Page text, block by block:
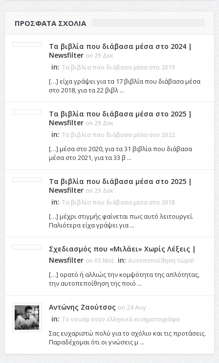
ΠΡΌΣΦΑΤΑ ΣΧΌΛΙΑ
Τα βιβλία που διάβασα μέσα στο 2024 |
Newsfilter on 29 Δεκ
in: Τα βιβλία που διάβασα μέσα στο 2019
[…] είχα γράψει για τα 17 βιβλία που διάβασα μέσα
στο 2018, για τα 22 βιβλ ...
Τα βιβλία που διάβασα μέσα στο 2025 |
Newsfilter on 29 Δεκ
in: Τα βιβλία που διάβασα μέσα στο 2022
[…] μέσα στο 2020, για τα 31 βιβλία που διάβασα
μέσα στο 2021, για τα 33 β ...
Τα βιβλία που διάβασα μέσα στο 2025 |
Newsfilter on 29 Δεκ
in: Τα βιβλία που διάβασα μέσα στο 2018
[…] μέχρι στιγμής φαίνεται πως αυτό λειτουργεί.
Παλιότερα είχα γράψει για ...
Σχεδιασμός που «Μιλάει» Χωρίς Λέξεις |
Newsfilter on 03 Νοέ in: Αυτοπεποίθηση τώρα!
[…] ορατό ή αλλιώς την κομψότητα της απλότητας,
την αυτοπεποίθηση της ποιό ...
Αντώνης Ζαούτσος on 24 Αυγ
in: Το νουάρ στον ελληνικό κινηματογράφο
Σας ευχαριστώ πολύ για το σχόλιο και τις προτάσεις.
Παραδέχομαι ότι οι γνώσεις μ ...